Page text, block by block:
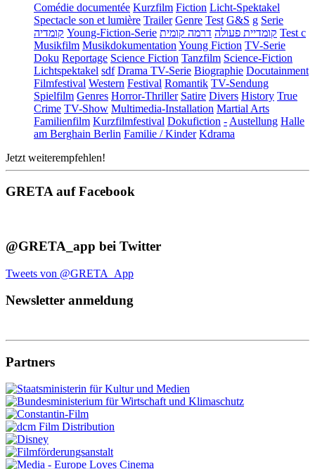
Comédie documentée Kurzfilm Fiction Licht-Spektakel
Spectacle son et lumière Trailer Genre Test G&S g Serie
קומדיה Young-Fiction-Serie קומדיית פעולה דרמה קומית
Test c
Musikfilm Musikdokumentation Young Fiction TV-Serie
Doku Reportage Science Fiction Tanzfilm Science-Fiction
Lichtspektakel sdf Drama TV-Serie Biographie Docutainment
Filmfestival Western Festival Romantik TV-Sendung
Spielfilm Genres Horror-Thriller Satire Divers History True
Crime TV-Show Multimedia-Installation Martial Arts
Familienfilm Kurzfilmfestival Dokufiction - Austellung Halle
am Berghain Berlin Familie / Kinder Kdrama
Jetzt weiterempfehlen!
GRETA auf Facebook
@GRETA_app bei Twitter
Tweets von @GRETA_App
Newsletter anmeldung
Partners